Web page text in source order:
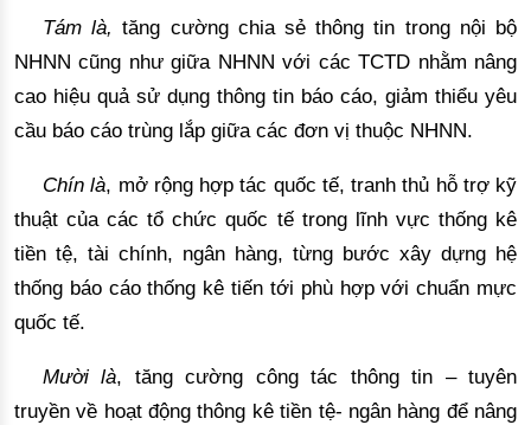
Tám là, tăng cường chia sẻ thông tin trong nội bộ
NHNN cũng như giữa NHNN với các TCTD nhằm nâng
cao hiệu quả sử dụng thông tin báo cáo, giảm thiểu yêu
cầu báo cáo trùng lắp giữa các đơn vị thuộc NHNN.
Chín là, mở rộng hợp tác quốc tế, tranh thủ hỗ trợ kỹ
thuật của các tổ chức quốc tế trong lĩnh vực thống kê
tiền tệ, tài chính, ngân hàng, từng bước xây dựng hệ
thống báo cáo thống kê tiến tới phù hợp với chuẩn mực
quốc tế.
Mười là, tăng cường công tác thông tin – tuyên
truyền về hoạt động thông kê tiền tệ- ngân hàng để nâng